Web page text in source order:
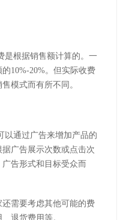
是根据销售额计算的。一
10%-20%。但实际收费
模式而有所不同。
以通过广告来增加产品的
广告展示次数或点击次
告形式和目标受众而
需要考虑其他可能的费
退货费用等。